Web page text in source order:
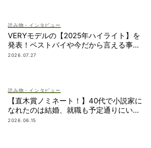
読み物・インタビュー
VERYモデルの【2025年ハイライト】を
発表！ベストバイや今だから言える事件
簿も大公開
2026.07.27
読み物・インタビュー
【直木賞ノミネート！】40代で小説家に
なれたのは結婚、就職も予定通りにいか
なかったから｜朝倉かすみさん
2026.06.15